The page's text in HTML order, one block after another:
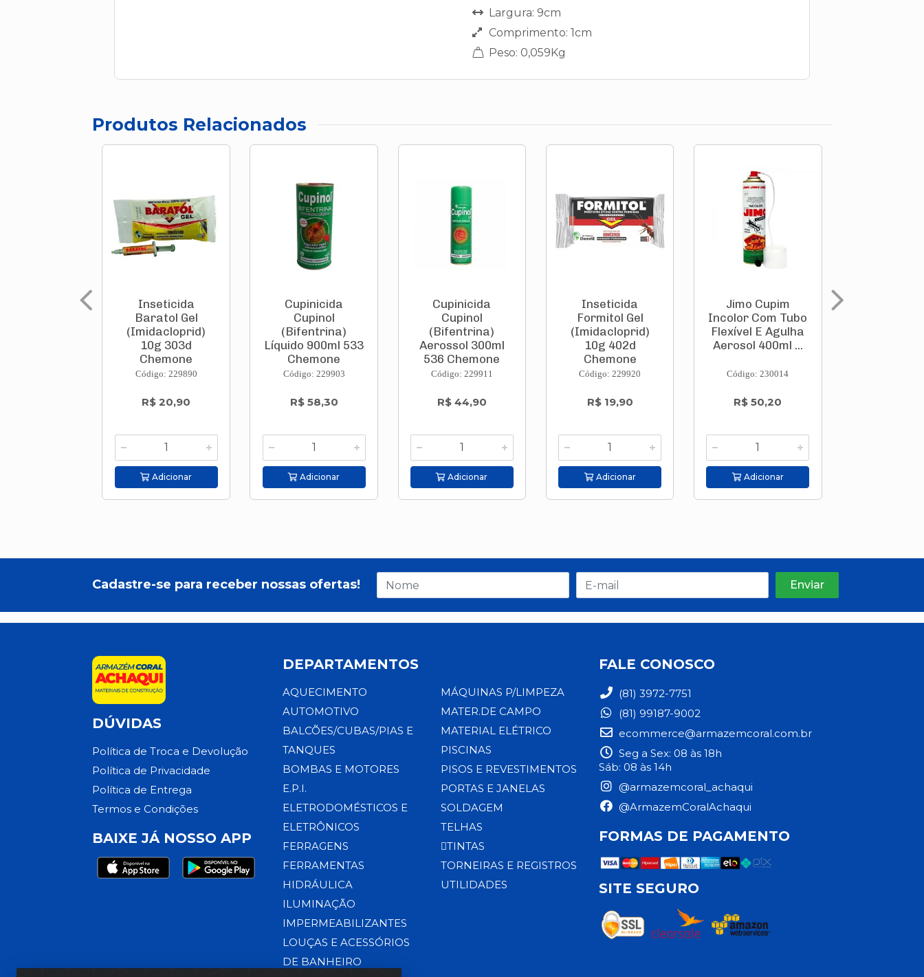
Largura: 9cm
Comprimento: 1cm
Peso: 0,059Kg
Produtos Relacionados
Inseticida
Baratol Gel
(Imidacloprid)
10g 303d
Chemone
Código: 229890
R$ 20,90
Adicionar
Cupinicida
Cupinol
(Bifentrina)
Líquido 900ml 533
Chemone
Código: 229903
R$ 58,30
Adicionar
Cupinicida
Cupinol
(Bifentrina)
Aerossol 300ml
536 Chemone
Código: 229911
R$ 44,90
Adicionar
Inseticida
Formitol Gel
(Imidacloprid)
10g 402d
Chemone
Código: 229920
R$ 19,90
Adicionar
Jimo Cupim
Incolor Com Tubo
Flexível E Agulha
Aerosol 400ml ...
Código: 230014
R$ 50,20
Adicionar
Cadastre-se para receber nossas ofertas!
DÚVIDAS
Política de Troca e Devolução
Política de Privacidade
Política de Entrega
Termos e Condições
BAIXE JÁ NOSSO APP
DEPARTAMENTOS
AQUECIMENTO
AUTOMOTIVO
BALCÕES/CUBAS/PIAS E
TANQUES
BOMBAS E MOTORES
E.P.I.
ELETRODOMÉSTICOS E
ELETRÔNICOS
FERRAGENS
FERRAMENTAS
HIDRÁULICA
ILUMINAÇÃO
IMPERMEABILIZANTES
LOUÇAS E ACESSÓRIOS
DE BANHEIRO
MÁQUINAS P/LIMPEZA
MATER.DE CAMPO
MATERIAL ELÉTRICO
PISCINAS
PISOS E REVESTIMENTOS
PORTAS E JANELAS
SOLDAGEM
TELHAS
TINTAS
TORNEIRAS E REGISTROS
UTILIDADES
FALE CONOSCO
(81) 3972-7751
(81) 99187-9002
ecommerce@armazemcoral.com.br
Seg a Sex: 08 às 18h
Sáb: 08 às 14h
@armazemcoral_achaqui
@ArmazemCoralAchaqui
FORMAS DE PAGAMENTO
SITE SEGURO